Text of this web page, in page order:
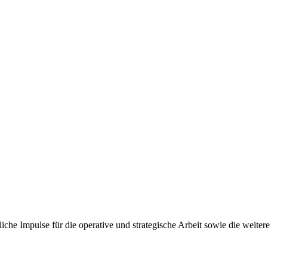
Impulse für die operative und strategische Arbeit sowie die weitere